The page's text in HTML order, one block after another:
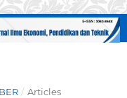
/ Articles